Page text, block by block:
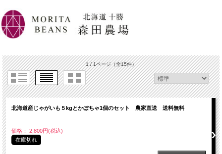
1 / 1ページ（全15件）
北海道産じゃがいも５kgとかぼちゃ1個のセット 農家直送 送料無料
価格： 2,800円(税込)
在庫切れ